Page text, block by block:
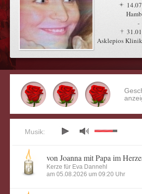
-
Asklepios
Musik:
von Joanna mit Papa im
Kerze für Eva Dannehl
am 05.08.2026 um 09:20 Uhr